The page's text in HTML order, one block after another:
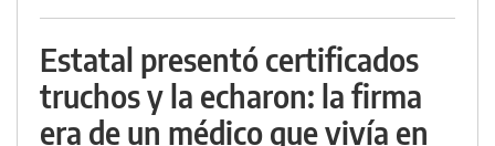
Estatal presentó certificados
truchos y la echaron: la firma
era de un médico que vivía en